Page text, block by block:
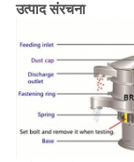
उत्पाद संरचना